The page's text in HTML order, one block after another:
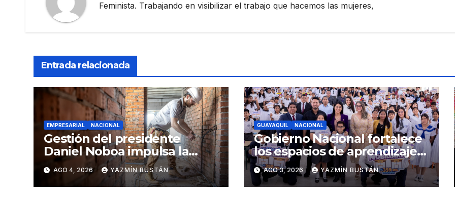
Feminista. Trabajando en visibilizar el trabajo que hacemos las mujeres,
Entrada relacionada
EMPRESARIAL NACIONAL
Gestión del presidente
Daniel Noboa impulsa la
economía: ventas superan
los USD 25.600 millones y
crecen 16,7% en julio
AGO 4, 2026 YAZMÍN BUSTÁN
GUAYAQUIL NACIONAL
Gobierno Nacional fortalece
los espacios de aprendizaje
con la entrega de mobiliario
escolar en Guayaquil, Durán
y Samborondón
AGO 3, 2026 YAZMÍN BUSTÁN